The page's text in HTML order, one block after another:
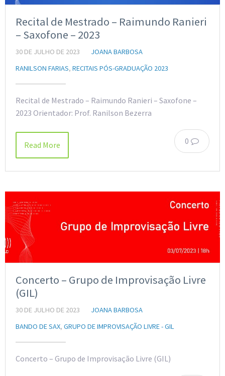
Recital de Mestrado – Raimundo Ranieri
– Saxofone – 2023
30 DE JULHO DE 2023
JOANA BARBOSA
RANILSON FARIAS, RECITAIS PÓS-GRADUAÇÃO 2023
Recital de Mestrado – Raimundo Ranieri – Saxofone –
2023 Orientador: Prof. Ranilson Bezerra
0
Read More
Concerto – Grupo de Improvisação Livre
(GIL)
30 DE JULHO DE 2023
JOANA BARBOSA
BANDO DE SAX, GRUPO DE IMPROVISAÇÃO LIVRE - GIL
Concerto – Grupo de Improvisação Livre (GIL)